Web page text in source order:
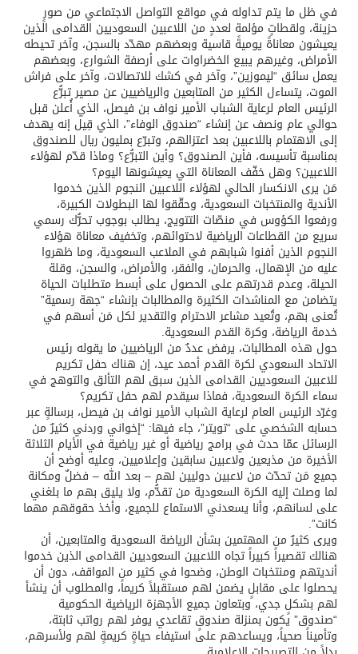
في ظل ما يتم تداوله في مواقع التواصل الاجتماعي من صورٍ
حزينة، ولقطاتٍ مؤلمة لعددٍ من اللاعبين السعوديين القدامى الذين
يعيشون معاناةً يوميةً قاسية وبعضهم مهدّد بالسجن، وآخر تحيطه
الأمراض، وغيرهم يبيع الخضراوات على أرصفة الشوارع، وبعضهم
يعمل سائق “ليموزين”، وآخر في كشك للاتصالات، وآخر على فراش
الموت، يتساءل الكثير من المتابعين والرياضيين عن مصير تبرُّع
الرئيس العام لرعاية الشباب الأمير نواف بن فيصل، الذي أُعلن قبل
حوالي عام ونصف عن إنشاء “صندوق الوفاء”، الذي قِيل إنه يهدف
إلى الاهتمام باللاعبين بعد اعتزالهم، وتبرّع بمليون ريال للصندوق
بمناسبة تأسيسه، فأين الصندوق؟ وأين التبرُّع؟ وماذا قدّم لهؤلاء
اللاعبين؟ وهل خفّف المعاناة التي يعيشونها اليوم؟
مَن يرى الانكسار الحالي لهؤلاء اللاعبين النجوم الذين خدموا
الأندية والمنتخبات السعودية، وحقّقوا لها البطولات الكبيرة،
ورفعوا الكؤوس في منصّات التتويج، يطالب بوجوب تحرُّك رسمي
سريع من القطاعات الرياضية لاحتوائهم، وتخفيف معاناة هؤلاء
النجوم الذين أفنوا شبابهم في الملاعب السعودية، وما ظهروا
عليه من الإهمال، والحرمان، والفقر، والأمراض، والسجن، وقلة
الحيلة، وعدم قدرتهم على الحصول على أبسط متطلبات الحياة
يتضامن مع المناشدات الكثيرة والمطالبات بإنشاء “جهة رسمية”
تُعنى بهم، وتُعيد مشاعر الاحترام والتقدير لكل مَن أسهم في
خدمة الرياضة، وكرة القدم السعودية.
حول هذه المطالبات، يرفض عددٌ من الرياضيين ما يقوله رئيس
الاتحاد السعودي لكرة القدم أحمد عيد، إن هناك حفل تكريم
للاعبين السعوديين القدامى الذين سبق لهم التألق والتوهج في
سماء الكرة السعودية، فماذا سيقدم لهم حفل تكريم؟
وغرّد الرئيس العام لرعاية الشباب الأمير نواف بن فيصل، برسالةٍ عبر
حسابه الشخصي على “تويتر”، جاء فيها: “إخواني وردني كثيرٌ من
الرسائل عمّا حدث في برامج رياضية أو غير رياضية في الأيام الثلاثة
الأخيرة من مذيعين ولاعبين سابقين وإعلاميين، وعليه أوضح أن
جميع مَن تحدّث من لاعبين دوليين لهم – بعد الله – فضلٌ ومكانة
لما وصلت إليه الكرة السعودية من تقدُّم، ولا يليق بهم ما بلغني
على لسانهم، وأنا يسعدني الاستماع للجميع، وأخذ حقوقهم مهما
كانت”.
ويرى كثيرٌ من المهتمين بشأن الرياضة السعودية والمتابعين، أن
هنالك تقصيراً كبيراً تجاه اللاعبين السعوديين القدامى الذين خدموا
أنديتهم ومنتخبات الوطن، وضحوا في كثير من المواقف، دون أن
يحصلوا على مقابلٍ يضمن لهم مستقبلاً كريماً، والمطلوب أن ينشأ
لهم بشكلٍ جدي، وبتعاون جميع الأجهزة الرياضية الحكومية
“صندوق” يكون بمنزلة صندوقٍ تقاعدي يوفر لهم رواتب ثابتة،
وتأميناً صحياً، ويساعدهم على استيفاء حياةٍ كريمةٍ لهم ولأسرهم،